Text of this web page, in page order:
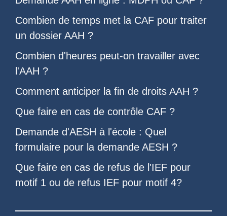
Combien de temps met la CAF pour traiter
un dossier AAH ?
Combien d'heures peut-on travailler avec
l'AAH ?
Comment anticiper la fin de droits AAH ?
Que faire en cas de contrôle CAF ?
Demande d'AESH à l'école : Quel
formulaire pour la demande AESH ?
Que faire en cas de refus de l'IEF pour
motif 1 ou de refus IEF pour motif 4?